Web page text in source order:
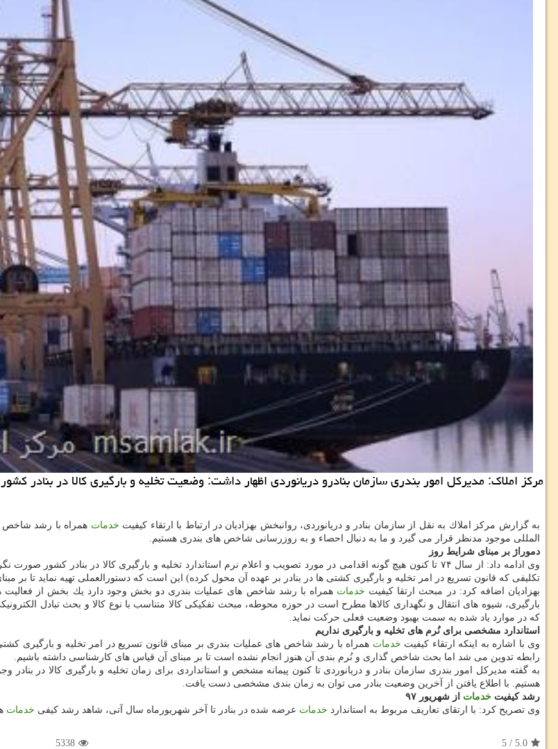
مركز املاك: مدیركل امور بندری سازمان بنادرو دریانوردی اظهار داشت: وضعیت تخلیه و بارگیری كالا در
به گزارش مركز املاك به نقل از سازمان بنادر و دریانوردی، روانبخش بهزادیان در ارتباط با ارتقاء كیفیت خدمات همراه با رشد شاخص
المللی موجود مدنظر قرار می گیرد و ما به دنبال احصاء و به روزرسانی شاخص های بندری هستیم.
دموراژ بر مبنای شرایط روز
وی ادامه داد: از سال ۷۴ تا كنون هیچ گونه اقدامی در مورد تصویب و اعلام نرم استاندارد تخلیه و بارگیری كالا در
تكلیفی كه قانون تسریع در امر تخلیه و بارگیری كشتی ها در بنادر بر عهده آن محول كرده) این است كه دستورالعملی تهیه نماید تا
بهزادیان اضافه كرد: در مبحث ارتقا كیفیت خدمات همراه با رشد شاخص های عملیات بندری دو بخش وجود دارد یك بخش از
بارگیری، شیوه های انتقال و نگهداری كالاها مطرح است در حوزه محوطه، مبحث تفكیكی كالا متناسب با نوع كالا و بحث تبادل
كه در موارد یاد شده به سمت بهبود وضعیت فعلی حركت نماید.
استاندارد مشخصی برای نُرم های تخلیه و بارگیری نداریم
وی با اشاره به اینكه ارتقاء كیفیت خدمات همراه با رشد شاخص های عملیات بندری بر مبنای قانون تسریع در امر تخلیه و بارگیری
رابطه تدوین می شد اما بحث شاخص گذاری و نُرم بندی آن هنوز انجام نشده است تا بر مبنای آن قیاس های كارشناسی داشته باشیم.
به گفته مدیركل امور بندری سازمان بنادر و دریانوردی تا كنون پیمانه مشخص و استانداردی برای زمان تخلیه و بارگیری كالا در
هستیم. با اطلاع یافتن از آخرین وضعیت بنادر می توان به زمان بندی مشخصی دست یافت.
رشد كیفیت خدمات از شهریور ۹۷
وی تصریح كرد: با ارتقای تعاریف مربوط به استاندارد خدمات عرضه شده در بنادر تا آخر شهریورماه سال آتی، شاهد رشد كیفی خدمات
5.0
/
5
5338